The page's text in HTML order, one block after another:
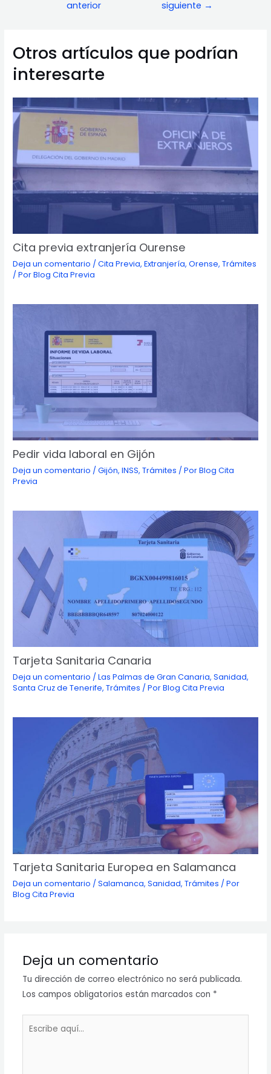
anterior siguiente →
Otros artículos que podrían
interesarte
Cita previa extranjería Ourense
Deja un comentario /Cita Previa,Extranjería,Orense,Trámites
/ PorBlog Cita Previa
Pedir vida laboral en Gijón
Deja un comentario /Gijón,INSS,Trámites / PorBlog Cita
Previa
Tarjeta Sanitaria Canaria
Deja un comentario /Las Palmas de Gran Canaria,Sanidad,
Santa Cruz de Tenerife,Trámites / PorBlog Cita Previa
Tarjeta Sanitaria Europea en Salamanca
Deja un comentario /Salamanca,Sanidad,Trámites / Por
Blog Cita Previa
Deja un comentario
Tu dirección de correo electrónico no será publicada.
Los campos obligatorios están marcados con *